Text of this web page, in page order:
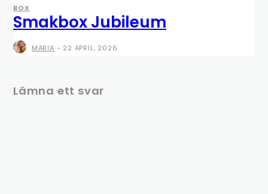
BOX
Smakbox Jubileum
MARIA - 22 APRIL, 2026
Lämna ett svar